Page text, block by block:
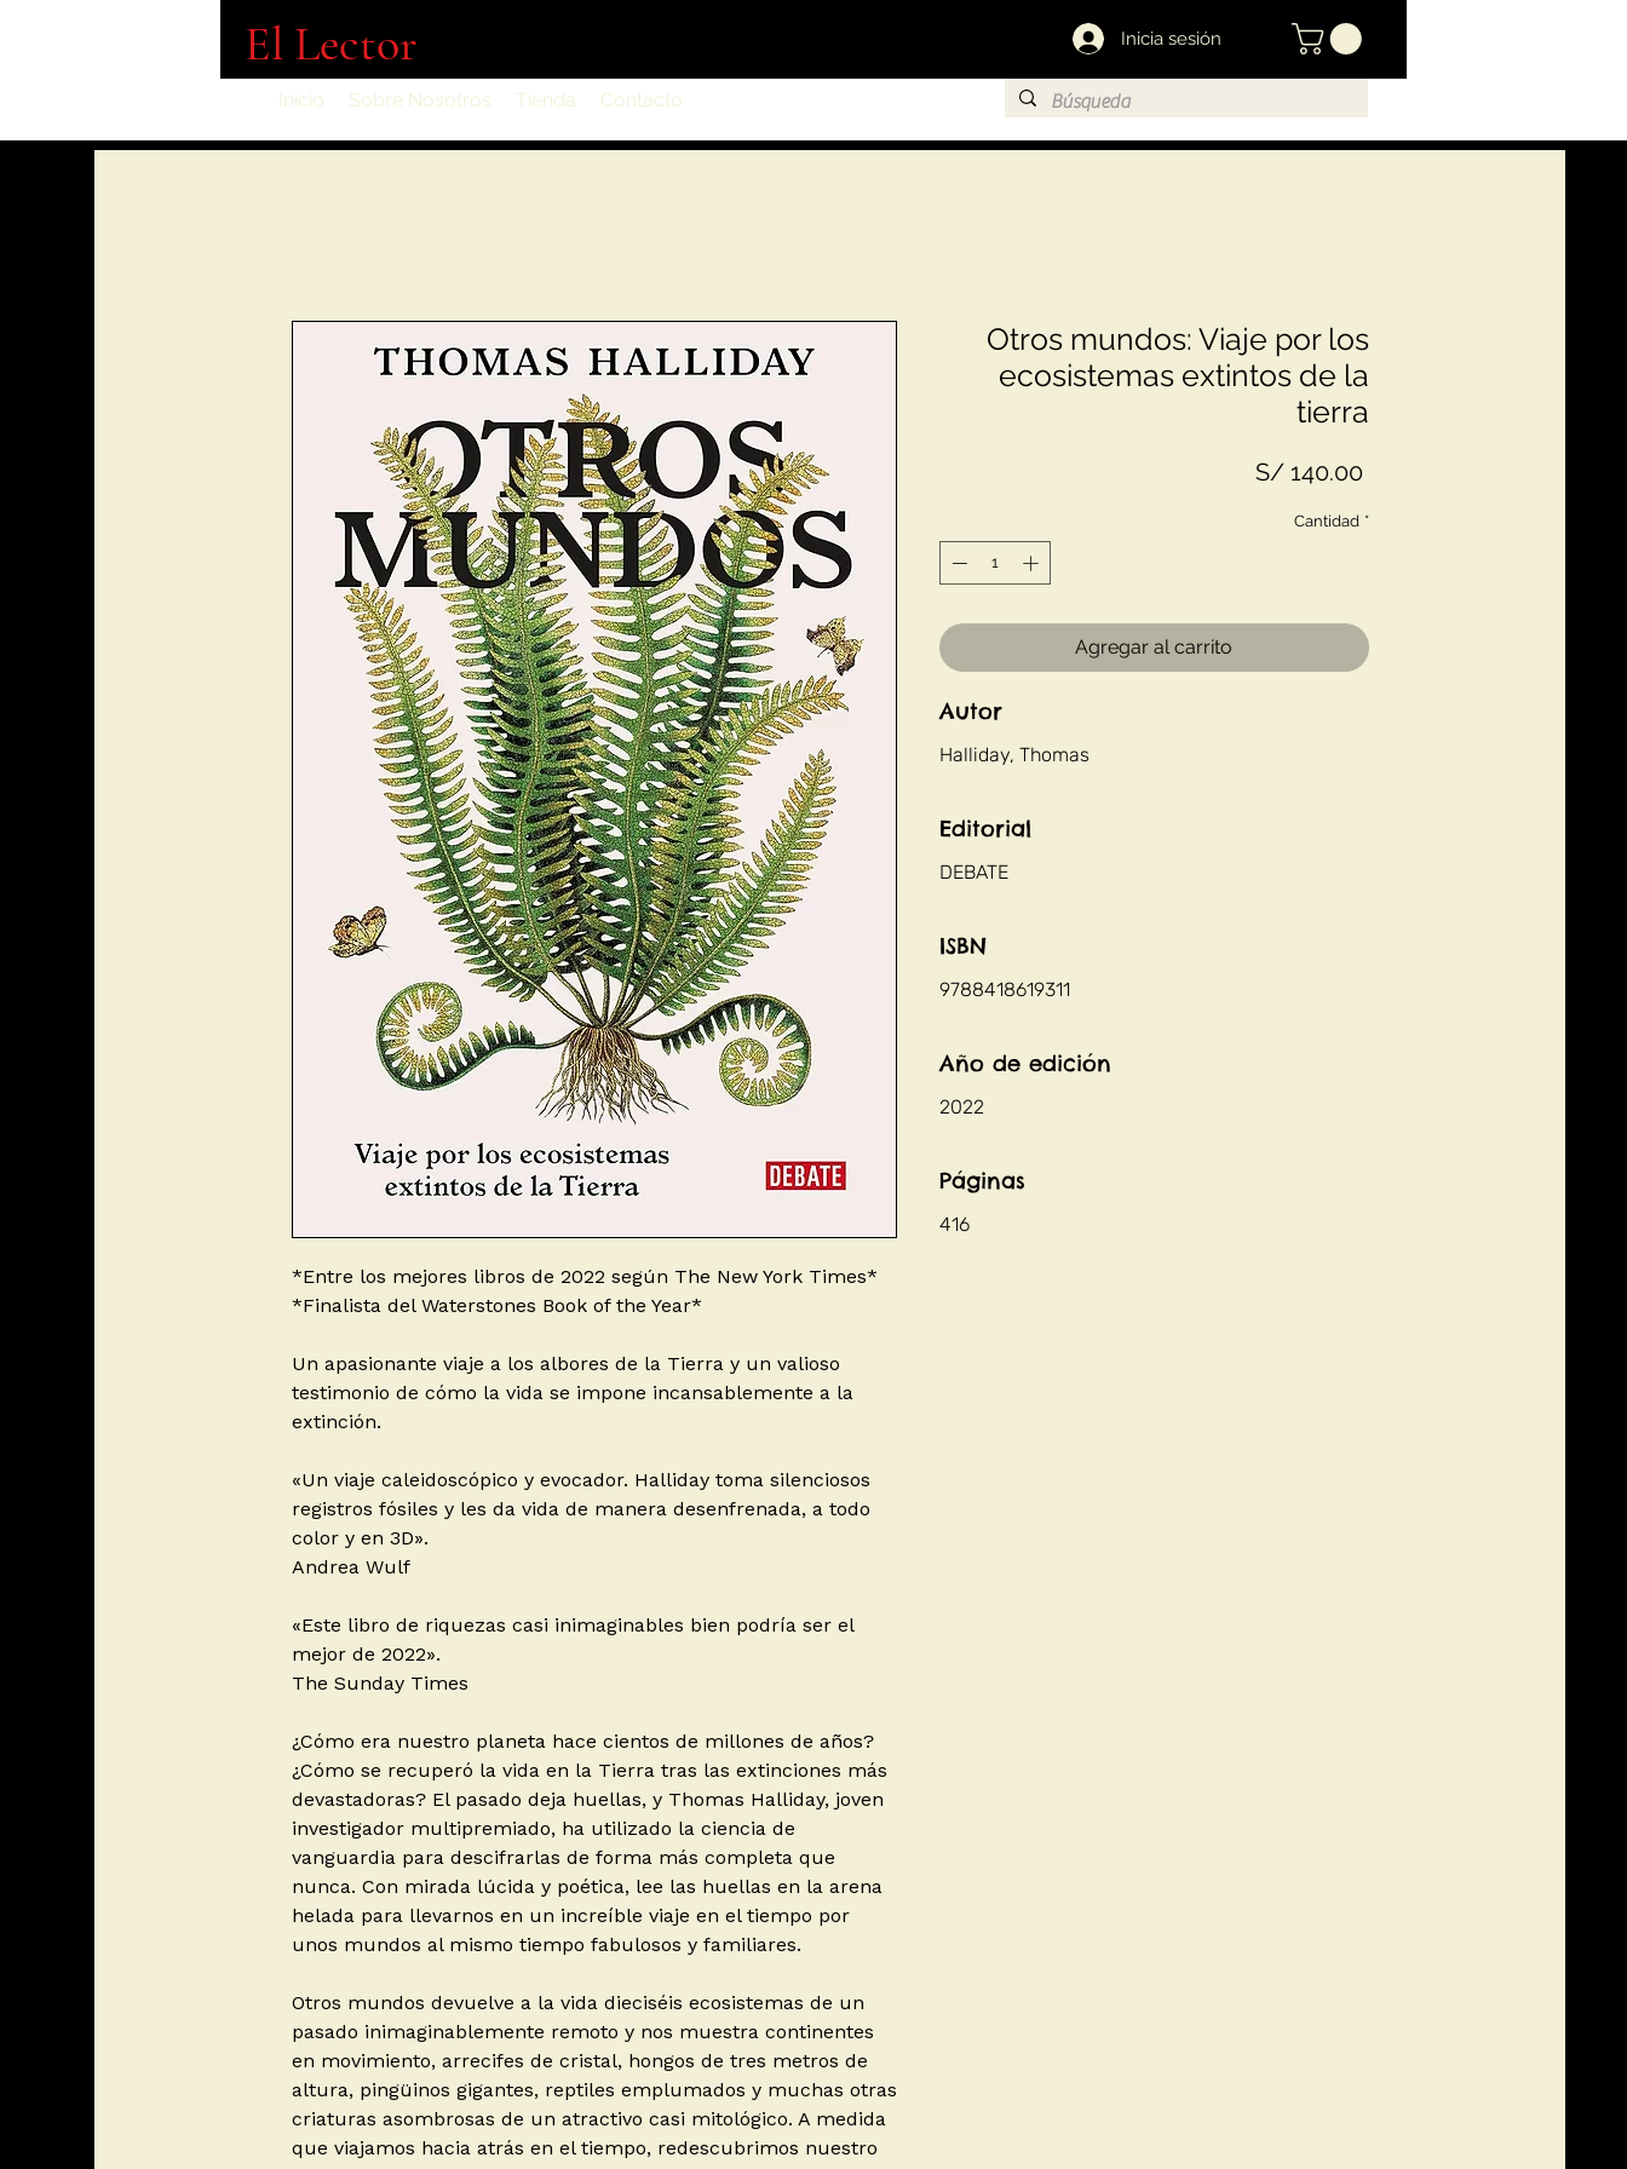
El Lector Inicia sesión
Inicio Sobre Nosotros Tienda Contacto
*Entre los mejores libros de 2022 según The New York Times*
*Finalista del Waterstones Book of the Year*
Un apasionante viaje a los albores de la Tierra y un valioso
testimonio de cómo la vida se impone incansablemente a la
extinción.
«Un viaje caleidoscópico y evocador. Halliday toma silenciosos
registros fósiles y les da vida de manera desenfrenada, a todo
color y en 3D».
Andrea Wulf
«Este libro de riquezas casi inimaginables bien podría ser el
mejor de 2022».
The Sunday Times
¿Cómo era nuestro planeta hace cientos de millones de años?
¿Cómo se recuperó la vida en la Tierra tras las extinciones más
devastadoras? El pasado deja huellas, y Thomas Halliday, joven
investigador multipremiado, ha utilizado la ciencia de
vanguardia para descifrarlas de forma más completa que
nunca. Con mirada lúcida y poética, lee las huellas en la arena
helada para llevarnos en un increíble viaje en el tiempo por
unos mundos al mismo tiempo fabulosos y familiares.
Otros mundos devuelve a la vida dieciséis ecosistemas de un
pasado inimaginablemente remoto y nos muestra continentes
en movimiento, arrecifes de cristal, hongos de tres metros de
altura, pingüinos gigantes, reptiles emplumados y muchas otras
criaturas asombrosas de un atractivo casi mitológico. A medida
que viajamos hacia atrás en el tiempo, redescubrimos nuestro
Otros mundos: Viaje por los
ecosistemas extintos de la
tierra
S/ 140.00Precio
Cantidad *
Agregar al carrito
Autor
Halliday, Thomas
Editorial
DEBATE
ISBN
9788418619311
Año de edición
2022
Páginas
416